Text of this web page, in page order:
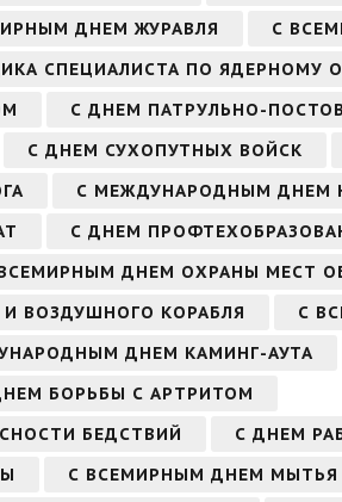
ДНЕМ ЖУРАВЛЯ
С
СПЕЦИАЛИСТА ПО ЯДЕРНОМУ
С ДНЕМ ПАТРУЛЬНО-
С ДНЕМ СУХОПУТНЫХ ВОЙСК
С МЕЖДУНАРОДНЫМ ДНЕМ
С ДНЕМ
ДНЕМ ОХРАНЫ МЕСТ
ВОЗДУШНОГО КОРАБЛЯ
С
ДНЕМ КАМИНГ-АУТА
БОРЬБЫ С АРТРИТОМ
БЕДСТВИЙ
С ДНЕМ
С ВСЕМИРНЫМ ДНЕМ МЫТЬЯ